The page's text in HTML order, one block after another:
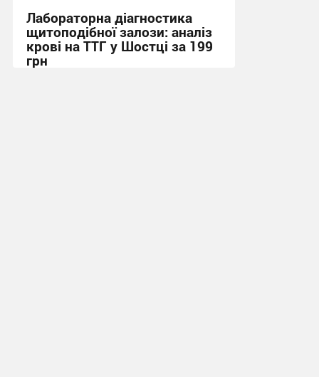
Лабораторна діагностика
щитоподібної залози: аналіз
крові на ТТГ у Шостці за 199
грн